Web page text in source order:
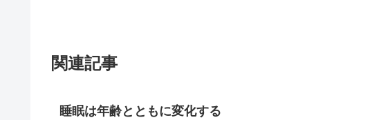
関連記事
睡眠は年齢とともに変化する